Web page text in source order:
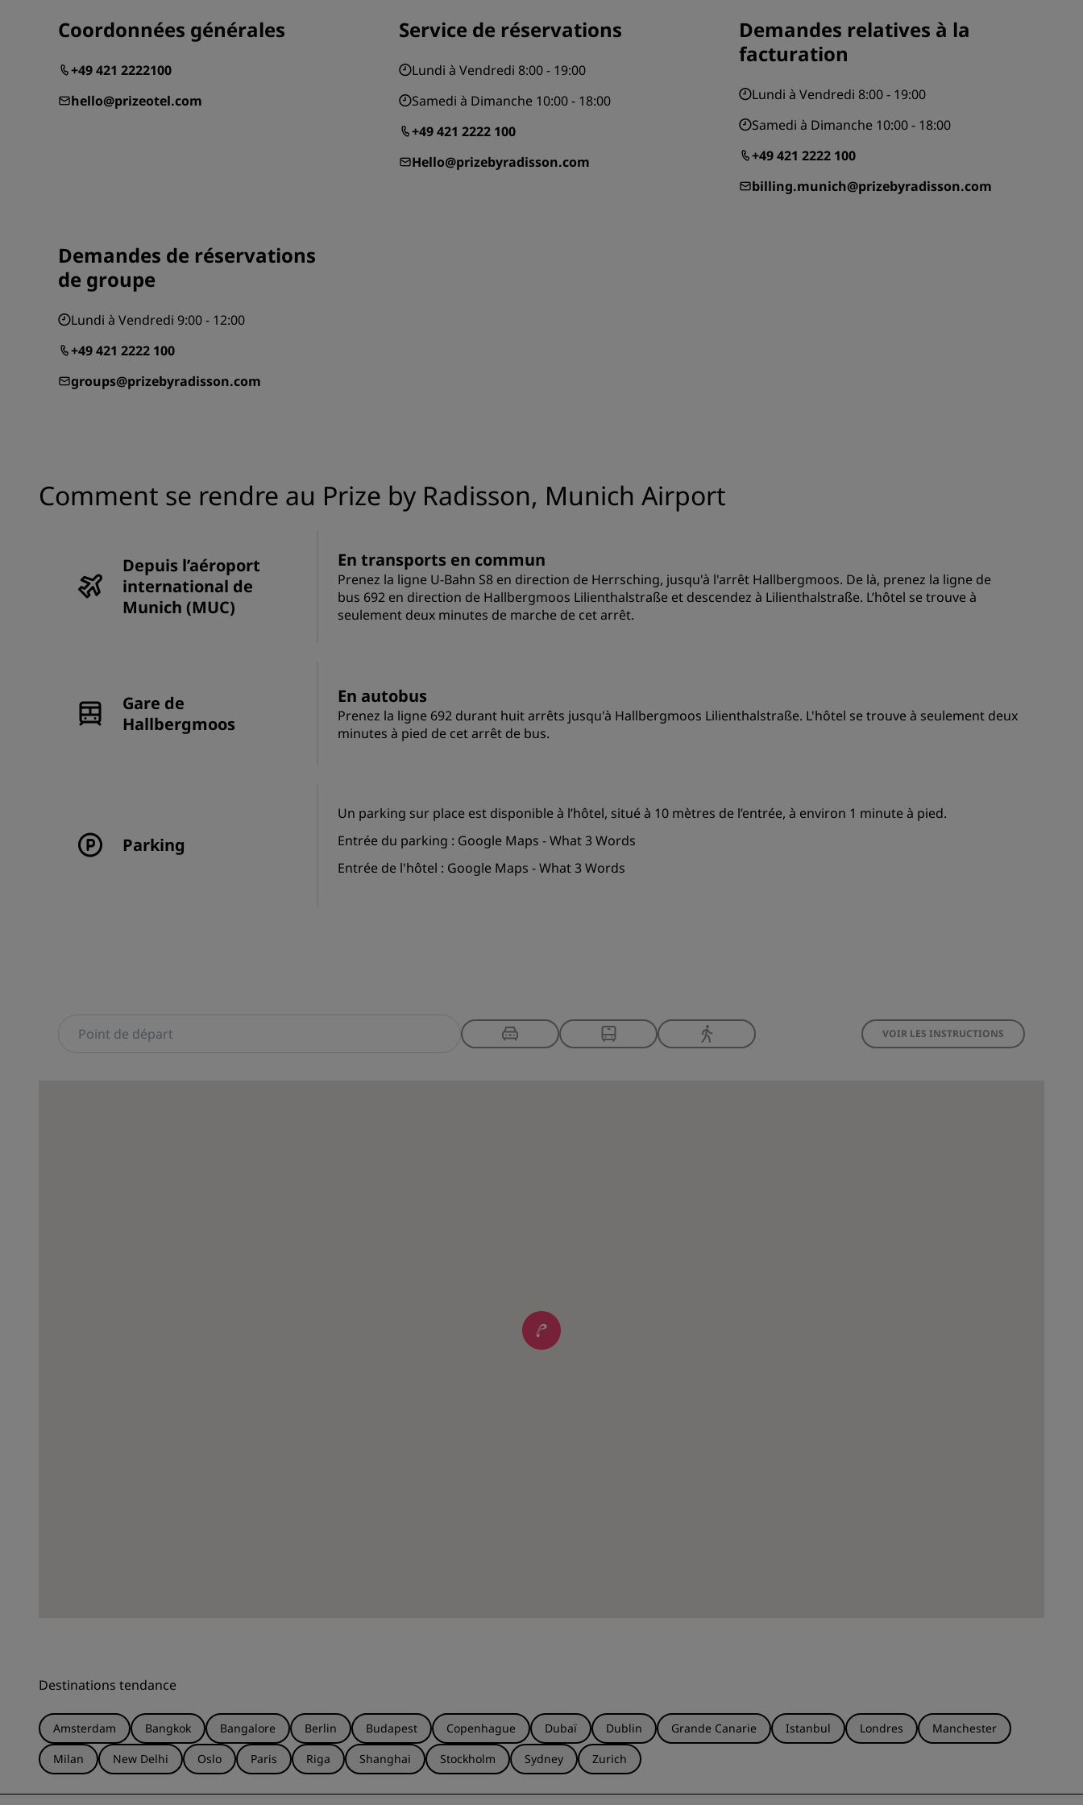
ADHÉRER
Coordonnées générales
+49 421 2222100
hello@prizeotel.com
Service de réservations
Lundi à Vendredi 8:00 - 19:00
Samedi à Dimanche 10:00 - 18:00
+49 421 2222 100
Hello@prizebyradisson.com
Demandes relatives à la
facturation
Lundi à Vendredi 8:00 - 19:00
Samedi à Dimanche 10:00 - 18:00
+49 421 2222 100
billing.munich@prizebyradisson.com
Demandes de réservations
de groupe
Lundi à Vendredi 9:00 - 12:00
+49 421 2222 100
groups@prizebyradisson.com
Comment se rendre au Prize by Radisson, Munich Airport
Depuis l’aéroport
international de
Munich (MUC)
En transports en commun
Prenez la ligne U-Bahn S8 en direction de Herrsching, jusqu'à l'arrêt Hallbergmoos. De là, prenez la ligne de
bus 692 en direction de Hallbergmoos Lilienthalstraße et descendez à Lilienthalstraße. L’hôtel se trouve à
seulement deux minutes de marche de cet arrêt.
Gare de
Hallbergmoos
En autobus
Prenez la ligne 692 durant huit arrêts jusqu'à Hallbergmoos Lilienthalstraße. L'hôtel se trouve à seulement deux
minutes à pied de cet arrêt de bus.
Parking
Un parking sur place est disponible à l’hôtel, situé à 10 mètres de l’entrée, à environ 1 minute à pied.
Entrée du parking : Google Maps -What 3 Words
Entrée de l'hôtel : Google Maps -What 3 Words
VOIR LES INSTRUCTIONS
Destinations tendance
Amsterdam Bangkok Bangalore Berlin Budapest Copenhague Dubaï Dublin Grande Canarie Istanbul Londres
Manchester
Milan
New Delhi Oslo Paris Riga Shanghai Stockholm Sydney Zurich